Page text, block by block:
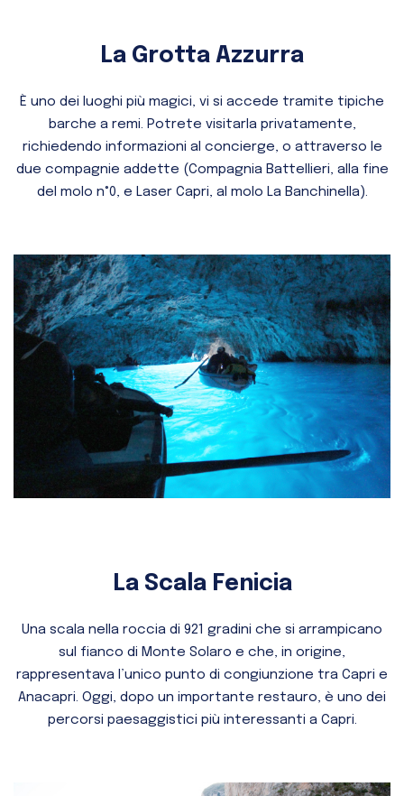
La Grotta Azzurra
È uno dei luoghi più magici, vi si accede tramite tipiche
barche a remi. Potrete visitarla privatamente,
richiedendo informazioni al concierge, o attraverso le
due compagnie addette (Compagnia Battellieri, alla fine
del molo n°0, e Laser Capri, al molo La Banchinella).
La Scala Fenicia
Una scala nella roccia di 921 gradini che si arrampicano
sul fianco di Monte Solaro e che, in origine,
rappresentava l’unico punto di congiunzione tra Capri e
Anacapri. Oggi, dopo un importante restauro, è uno dei
percorsi paesaggistici più interessanti a Capri.